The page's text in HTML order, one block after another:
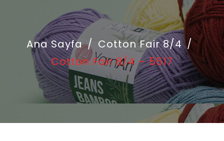
Ana Sayfa / Cotton Fair 8/4 /
Cotton Fair 8/4 – 5517